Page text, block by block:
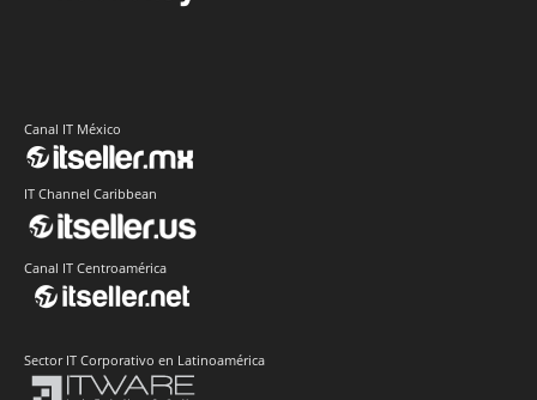
Canal IT México
IT Channel Caribbean
Canal IT Centroamérica
Sector IT Corporativo en Latinoamérica